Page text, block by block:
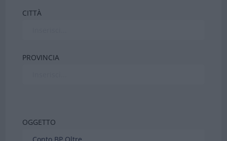
CITTÀ
PROVINCIA
OGGETTO